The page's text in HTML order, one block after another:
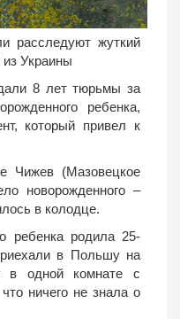
расследуют жуткий
Украины
8 лет тюрьмы за
ребенка,
который привел к
(Мазовецкое
новорожденного –
в колодце.
ребенка родила 25-
в Польшу на
в одной комнате с
ничего не знала о